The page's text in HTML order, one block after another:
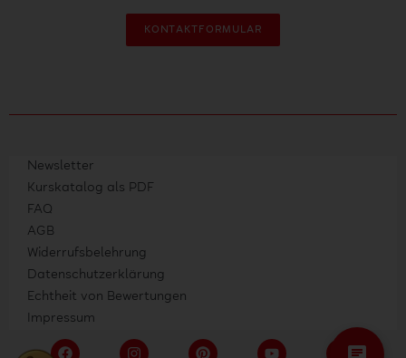
KONTAKTFORMULAR
Newsletter
Kurskatalog als PDF
FAQ
AGB
Widerrufsbelehrung
Datenschutzerklärung
Echtheit von Bewertungen
Impressum
F
I
P
Y